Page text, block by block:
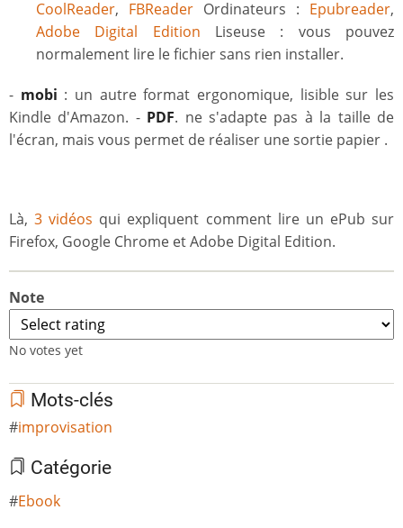
CoolReader, FBReader Ordinateurs : Epubreader,
Adobe Digital Edition Liseuse : vous pouvez
normalement lire le fichier sans rien installer.
- mobi : un autre format ergonomique, lisible sur les
Kindle d'Amazon. - PDF. ne s'adapte pas à la taille de
l'écran, mais vous permet de réaliser une sortie papier .
Là,3 vidéos qui expliquent comment lire un ePub sur
Firefox, Google Chrome et Adobe Digital Edition.
Note
No votes yet
Mots-clés
improvisation
Catégorie
Ebook